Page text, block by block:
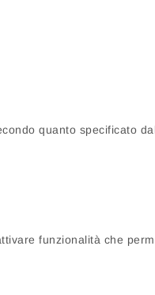
quanto specificato
funzionalità che